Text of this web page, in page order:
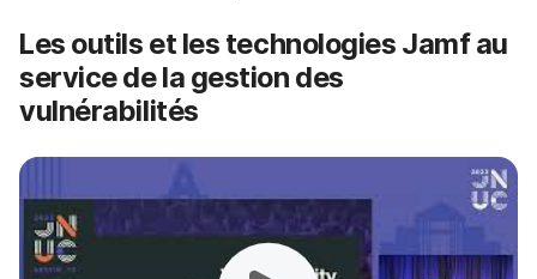
Les outils et les technologies Jamf au
service de la gestion des
vulnérabilités